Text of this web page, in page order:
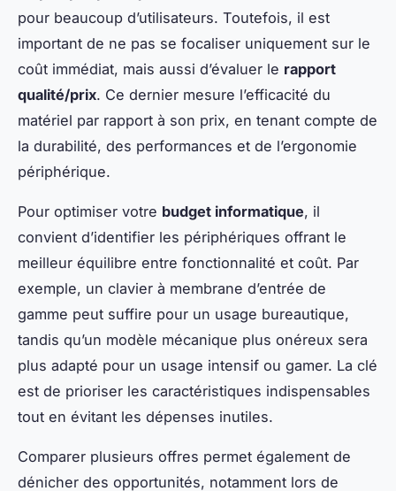
pour beaucoup d’utilisateurs. Toutefois, il est
important de ne pas se focaliser uniquement sur le
coût immédiat, mais aussi d’évaluer le rapport
qualité/prix. Ce dernier mesure l’efficacité du
matériel par rapport à son prix, en tenant compte de
la durabilité, des performances et de l’ergonomie
périphérique.
Pour optimiser votre budget informatique, il
convient d’identifier les périphériques offrant le
meilleur équilibre entre fonctionnalité et coût. Par
exemple, un clavier à membrane d’entrée de
gamme peut suffire pour un usage bureautique,
tandis qu’un modèle mécanique plus onéreux sera
plus adapté pour un usage intensif ou gamer. La clé
est de prioriser les caractéristiques indispensables
tout en évitant les dépenses inutiles.
Comparer plusieurs offres permet également de
dénicher des opportunités, notamment lors de